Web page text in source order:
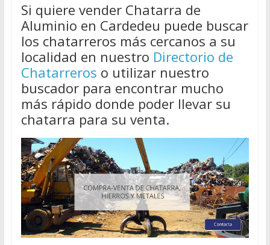
Si quiere vender Chatarra de
Aluminio en Cardedeu puede buscar
los chatarreros más cercanos a su
localidad en nuestro Directorio de
Chatarreros o utilizar nuestro
buscador para encontrar mucho
más rápido donde poder llevar su
chatarra para su venta.